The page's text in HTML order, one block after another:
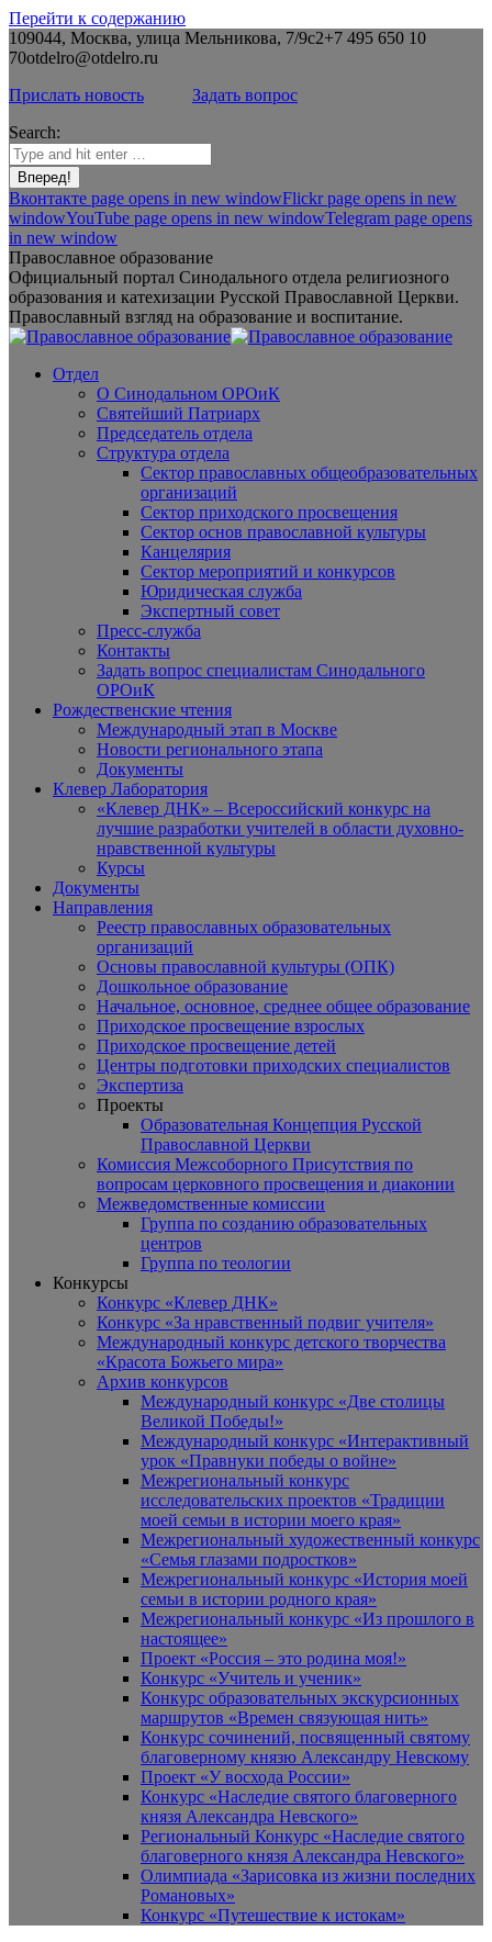
Перейти к содержанию
109044, Москва, улица Мельникова, 7/9с2+7 495 650 10
70otdelro@otdelro.ru
Прислать новость
Задать вопрос
Search:
Вконтакте page opens in new windowFlickr page opens in new
windowYouTube page opens in new windowTelegram page opens
in new window
Православное образование
Официальный портал Синодального отдела религиозного
образования и катехизации Русской Православной Церкви.
Православный взгляд на образование и воспитание.
Отдел
О Синодальном ОРОиК
Святейший Патриарх
Председатель отдела
Структура отдела
Сектор православных общеобразовательных
организаций
Сектор приходского просвещения
Сектор основ православной культуры
Канцелярия
Сектор мероприятий и конкурсов
Юридическая служба
Экспертный совет
Пресс-служба
Контакты
Задать вопрос специалистам Синодального
ОРОиК
Рождественские чтения
Международный этап в Москве
Новости регионального этапа
Документы
Клевер Лаборатория
«Клевер ДНК» – Всероссийский конкурс на
лучшие разработки учителей в области духовно-
нравственной культуры
Курсы
Документы
Направления
Реестр православных образовательных
организаций
Основы православной культуры (ОПК)
Дошкольное образование
Начальное, основное, среднее общее образование
Приходское просвещение взрослых
Приходское просвещение детей
Центры подготовки приходских специалистов
Экспертиза
Проекты
Образовательная Концепция Русской
Православной Церкви
Комиссия Межсоборного Присутствия по
вопросам церковного просвещения и диаконии
Межведомственные комиссии
Группа по созданию образовательных
центров
Группа по теологии
Конкурсы
Конкурс «Клевер ДНК»
Конкурс «За нравственный подвиг учителя»
Международный конкурс детского творчества
«Красота Божьего мира»
Архив конкурсов
Международный конкурс «Две столицы
Великой Победы!»
Международный конкурс «Интерактивный
урок «Правнуки победы о войне»
Межрегиональный конкурс
исследовательских проектов «Традиции
моей семьи в истории моего края»
Межрегиональный художественный конкурс
«Семья глазами подростков»
Межрегиональный конкурс «История моей
семьи в истории родного края»
Межрегиональный конкурс «Из прошлого в
настоящее»
Проект «Россия – это родина моя!»
Конкурс «Учитель и ученик»
Конкурс образовательных экскурсионных
маршрутов «Времен связующая нить»
Конкурс сочинений, посвященный святому
благоверному князю Александру Невскому
Проект «У восхода России»
Конкурс «Наследие святого благоверного
князя Александра Невского»
Региональный Конкурс «Наследие святого
благоверного князя Александра Невского»
Олимпиада «Зарисовка из жизни последних
Романовых»
Конкурс «Путешествие к истокам»